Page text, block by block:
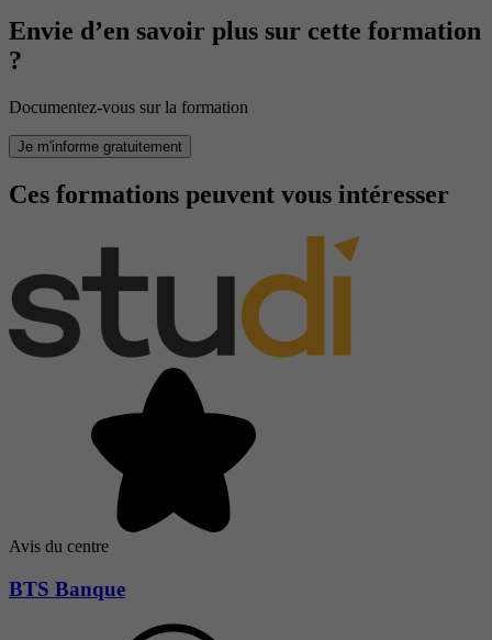
Envie d’en savoir plus sur cette formation
?
Documentez-vous sur la formation
Je m'informe gratuitement
Ces formations peuvent vous intéresser
Avis du centre
BTS Banque